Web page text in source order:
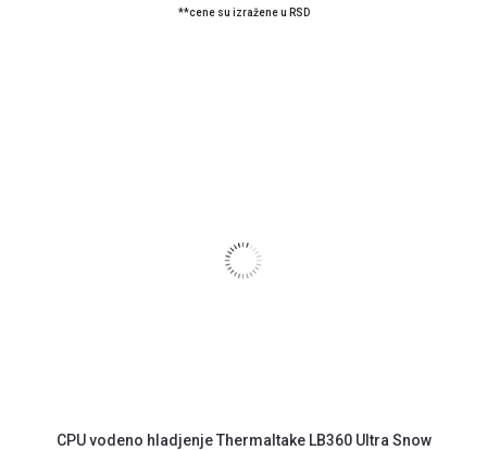
**cene su izražene u RSD
CPU vodeno hladjenje Thermaltake LB360 Ultra Snow